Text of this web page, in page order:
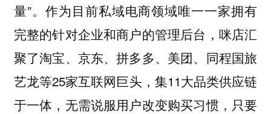
量”。作为目前私域电商领域唯一一家拥有
完整的针对企业和商户的管理后台，咪店汇
聚了淘宝、京东、拼多多、美团、同程国旅
艺龙等25家互联网巨头，集11大品类供应链
于一体，无需说服用户改变购买习惯，只要